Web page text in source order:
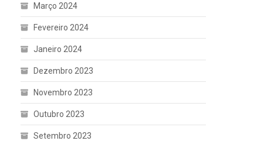
Março 2024
Fevereiro 2024
Janeiro 2024
Dezembro 2023
Novembro 2023
Outubro 2023
Setembro 2023